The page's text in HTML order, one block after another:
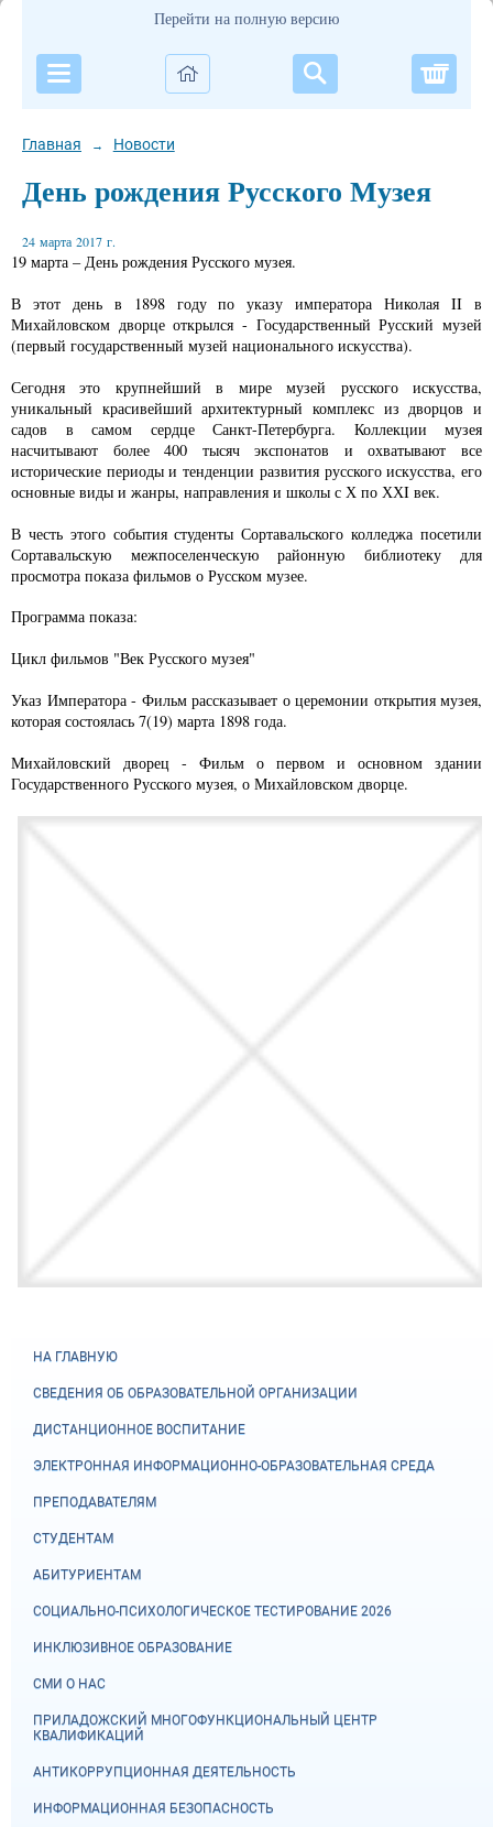
Перейти на полную версию
Главная → Новости
День рождения Русского Музея
24 марта 2017 г.
19 марта – День рождения Русского музея.
В этот день в 1898 году по указу императора Николая II в
Михайловском дворце открылся - Государственный Русский музей
(первый государственный музей национального искусства).
Сегодня это крупнейший в мире музей русского искусства,
уникальный красивейший архитектурный комплекс из дворцов и
садов в самом сердце Санкт-Петербурга. Коллекции музея
насчитывают более 400 тысяч экспонатов и охватывают все
исторические периоды и тенденции развития русского искусства, его
основные виды и жанры, направления и школы с Х по ХХI век.
В честь этого события студенты Сортавальского колледжа посетили
Сортавальскую межпоселенческую районную библиотеку для
просмотра показа фильмов о Русском музее.
Программа показа:
Цикл фильмов "Век Русского музея"
Указ Императора - Фильм рассказывает о церемонии открытия музея,
которая состоялась 7(19) марта 1898 года.
Михайловский дворец - Фильм о первом и основном здании
Государственного Русского музея, о Михайловском дворце.
НА ГЛАВНУЮ
СВЕДЕНИЯ ОБ ОБРАЗОВАТЕЛЬНОЙ ОРГАНИЗАЦИИ
ДИСТАНЦИОННОЕ ВОСПИТАНИЕ
ЭЛЕКТРОННАЯ ИНФОРМАЦИОННО-ОБРАЗОВАТЕЛЬНАЯ СРЕДА
ПРЕПОДАВАТЕЛЯМ
СТУДЕНТАМ
АБИТУРИЕНТАМ
СОЦИАЛЬНО-ПСИХОЛОГИЧЕСКОЕ ТЕСТИРОВАНИЕ 2026
ИНКЛЮЗИВНОЕ ОБРАЗОВАНИЕ
СМИ О НАС
ПРИЛАДОЖСКИЙ МНОГОФУНКЦИОНАЛЬНЫЙ ЦЕНТР
КВАЛИФИКАЦИЙ
АНТИКОРРУПЦИОННАЯ ДЕЯТЕЛЬНОСТЬ
ИНФОРМАЦИОННАЯ БЕЗОПАСНОСТЬ